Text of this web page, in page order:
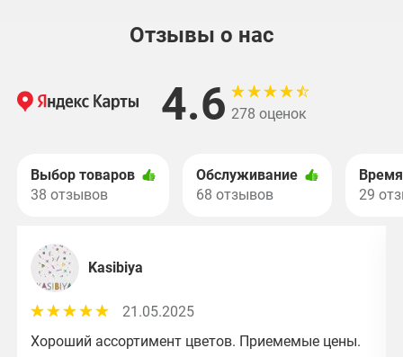
Отзывы о нас
4.6 278 оценок
Выбор товаров
38 отзывов
Обслуживание
68 отзывов
29
Kasibiya
21.05.2025
Хороший ассортимент цветов. Приемемые цены.